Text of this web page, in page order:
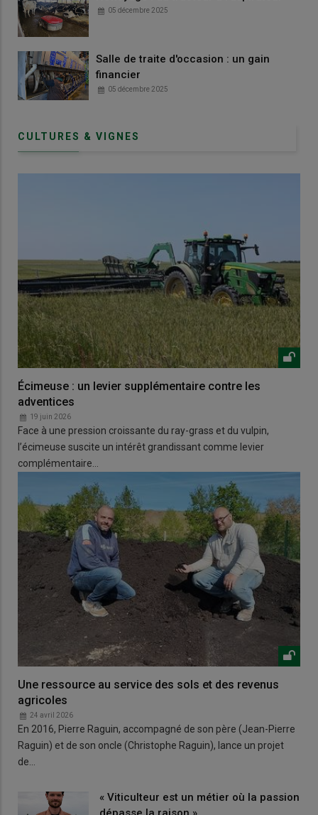
05 décembre 2025
Salle de traite d'occasion : un gain
financier
05 décembre 2025
CULTURES & VIGNES
Écimeuse : un levier supplémentaire contre les
adventices
19 juin 2026
Face à une pression croissante du ray-grass et du vulpin,
l’écimeuse suscite un intérêt grandissant comme levier
complémentaire…
Une ressource au service des sols et des revenus
agricoles
24 avril 2026
En 2016, Pierre Raguin, accompagné de son père (Jean-Pierre
Raguin) et de son oncle (Christophe Raguin), lance un projet
de…
« Viticulteur est un métier où la passion